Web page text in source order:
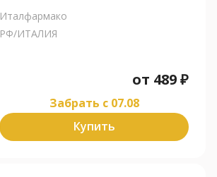
Италфармако
РФ/ИТАЛИЯ
от 489₽
Забрать c 07.08
Купить